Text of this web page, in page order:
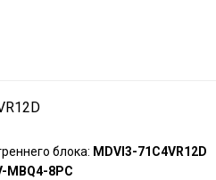
блока: MDVI3-71C4VR12D
MBQ4-8PC